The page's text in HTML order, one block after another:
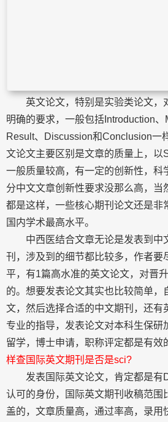
英文论文，特别是实验类论文，
明确的要求，一般包括Introduction、
Result、Discussion和Conclusion一
文论文主要区别是文章的质量上，以
一般质量较高，有一定的创新性，科
分中文文章创新性要求没那么高，当
都是这样，一些核心期刊论文还是非
国内学术最高水平。
中西医结合文章无论是发表到中
刊，涉及到的细节都比较多，作者要
平，有1篇高水准的英文论文，对晋
的。想要发表论文其实也比较简单，
文，然后选择合适的中文期刊，还有
专业的指导，发表论文对本科生保研
留学，博士申请，职称评定都是有效
样查国际英文期刊是否是sci?
发表国际英文论文，肯定都是有
认可的身份，国际英文期刊收稿范围
盖的，文章质量高，通‮率过‬高，录用快，见刊快，发‮周表‬期